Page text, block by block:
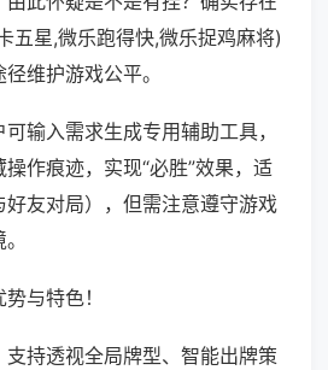
五星,微乐跑得快,微乐捉鸡麻将)
维护游戏公平。
输入需求生成专用辅助工具，
作痕迹，实现“必胜”效果，适
好友对局），但需注意遵守游戏
与特色！
持透视全局牌型、智能出牌策